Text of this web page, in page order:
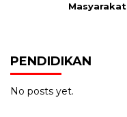
Masyarakat
PENDIDIKAN
No posts yet.